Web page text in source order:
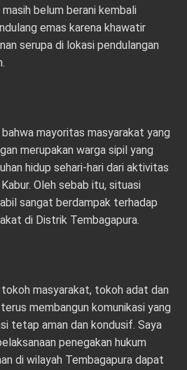
belum berani kembali
emas karena khawatir
serupa di lokasi pendulangan
mayoritas masyarakat yang
merupakan warga sipil yang
hidup sehari-hari dari aktivitas
Oleh sebab itu, situasi
sangat berdampak terhadap
di Distrik Tembagapura.
masyarakat, tokoh adat dan
membangun komunikasi yang
tetap aman dan kondusif. Saya
penegakan hukum
di wilayah Tembagapura dapat